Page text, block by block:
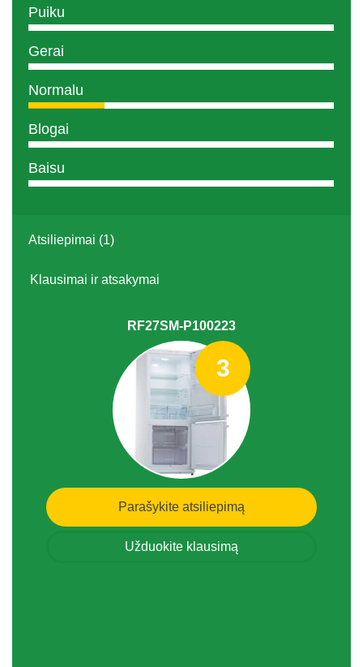
Puiku
Gerai
Normalu
Blogai
Baisu
Atsiliepimai (1)
Klausimai ir atsakymai
RF27SM-P100223
3
Parašykite atsiliepimą
Užduokite klausimą